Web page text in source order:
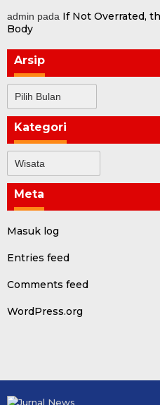
admin pada If Not Overrated,
Body
Arsip
Kategori
Meta
Masuk log
Entries feed
Comments feed
WordPress.org